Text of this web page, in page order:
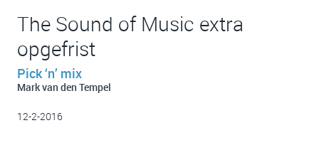
The Sound of Music extra
opgefrist
Pick ‘n’ mix
Mark van den Tempel
12-2-2016